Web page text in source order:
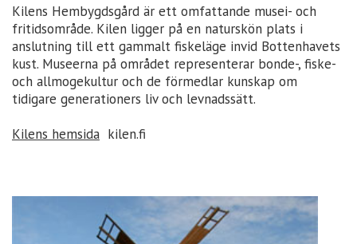
Kilens Hembygdsgård är ett omfattande musei- och
fritidsområde. Kilen ligger på en naturskön plats i
anslutning till ett gammalt fiskeläge invid Bottenhavets
kust. Museerna på området representerar bonde-, fiske-
och allmogekultur och de förmedlar kunskap om
tidigare generationers liv och levnadssätt.
Kilens hemsida kilen.fi